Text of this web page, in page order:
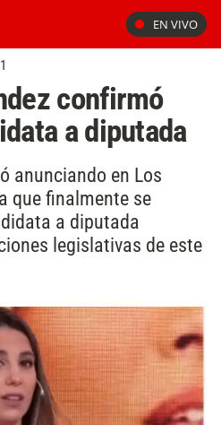
EN VIVO
confirmó
a diputada
anunciando en Los
que finalmente se
a diputada
legislativas de este